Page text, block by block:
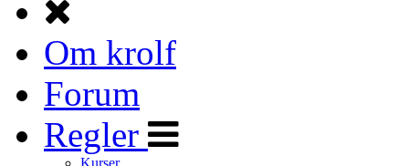
Om krolf
Forum
Regler
Kurser